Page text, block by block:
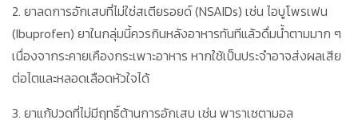
2. ยาลดการอักเสบที่ไม่ใช่สเตียรอยด์ (NSAIDs) เช่น ไอบูโพรเฟน
(Ibuprofen) ยาในกลุ่มนี้ควรกินหลังอาหารทันทีแล้วดื่มน้ำตามมาก ๆ
เนื่องจากระคายเคืองกระเพาะอาหาร หากใช้เป็นประจำอาจส่งผลเสีย
ต่อไตและหลอดเลือดหัวใจได้
3. ยาแก้ปวดที่ไม่มีฤทธิ์ต้านการอักเสบ เช่น พาราเซตามอล